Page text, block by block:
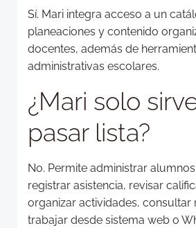
Sí. Mari integra acceso a un
planeaciones y contenido
docentes, además de
administrativas escolares.
¿Mari solo
pasar lista?
No. Permite administrar
registrar asistencia, revisar
organizar actividades, consultar
trabajar desde sistema web o